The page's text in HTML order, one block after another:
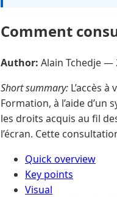
Comment
Author: Alain Tchedje —
Short summary: L’accès
Formation, à l’aide
les droits acquis au fil
l’écran. Cette
Quick overview
Key points
Visual